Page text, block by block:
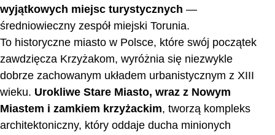
wyjątkowych miejsc turystycznych —
średniowieczny zespół miejski Torunia.
To historyczne miasto w Polsce, które swój początek
zawdzięcza Krzyżakom, wyróżnia się niezwykle
dobrze zachowanym układem urbanistycznym z XIII
wieku. Urokliwe Stare Miasto, wraz z Nowym
Miastem i zamkiem krzyżackim, tworzą kompleks
architektoniczny, który oddaje ducha minionych